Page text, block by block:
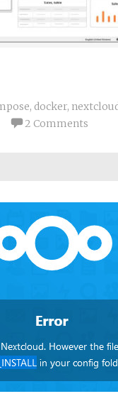
, docker,
2 Comments